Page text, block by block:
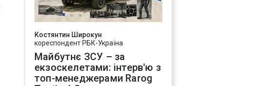
Костянтин Широкун
кореспондент РБК-Україна
Майбутнє ЗСУ – за
екзоскелетами: інтерв'ю з
топ-менеджерами Rarog